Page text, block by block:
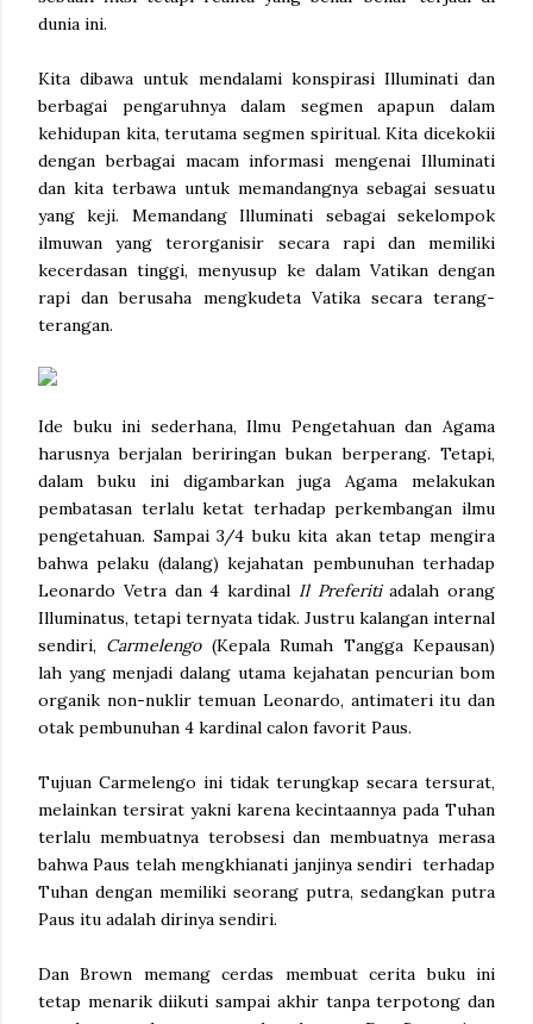
dunia ini.
Kita dibawa untuk mendalami konspirasi Illuminati dan
berbagai pengaruhnya dalam segmen apapun dalam
kehidupan kita, terutama segmen spiritual. Kita dicekokii
dengan berbagai macam informasi mengenai Illuminati
dan kita terbawa untuk memandangnya sebagai sesuatu
yang keji. Memandang Illuminati sebagai sekelompok
ilmuwan yang terorganisir secara rapi dan memiliki
kecerdasan tinggi, menyusup ke dalam Vatikan dengan
rapi dan berusaha mengkudeta Vatika secara terang-
terangan.
Ide buku ini sederhana, Ilmu Pengetahuan dan Agama
harusnya berjalan beriringan bukan berperang. Tetapi,
dalam buku ini digambarkan juga Agama melakukan
pembatasan terlalu ketat terhadap perkembangan ilmu
pengetahuan. Sampai 3/4 buku kita akan tetap mengira
bahwa pelaku (dalang) kejahatan pembunuhan terhadap
Leonardo Vetra dan 4 kardinal Il Preferitiadalah orang
Illuminatus, tetapi ternyata tidak. Justru kalangan internal
sendiri, Carmelengo(Kepala Rumah Tangga Kepausan)
lah yang menjadi dalang utama kejahatan pencurian bom
organik non-nuklir temuan Leonardo, antimateri itu dan
otak pembunuhan 4 kardinal calon favorit Paus.
Tujuan Carmelengo ini tidak terungkap secara tersurat,
melainkan tersirat yakni karena kecintaannya pada Tuhan
terlalu membuatnya terobsesi dan membuatnya merasa
bahwa Paus telah mengkhianati janjinya sendiri terhadap
Tuhan dengan memiliki seorang putra, sedangkan putra
Paus itu adalah dirinya sendiri.
Dan Brown memang cerdas membuat cerita buku ini
tetap menarik diikuti sampai akhir tanpa terpotong dan